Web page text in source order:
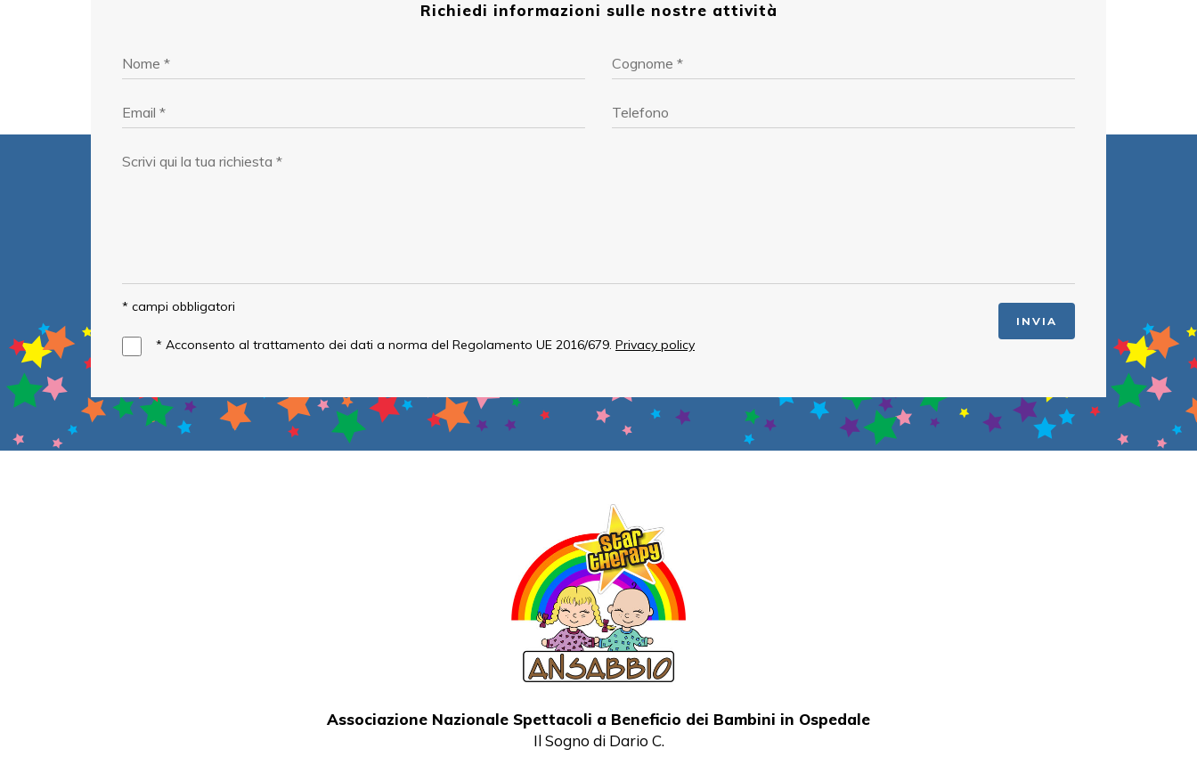
Richiedi informazioni sulle nostre attività
* campi obbligatori
* Acconsento al trattamento dei dati a norma del Regolamento UE 2016/679. Privacy policy
INVIA
Associazione Nazionale Spettacoli a Beneficio dei Bambini in Ospedale
Il Sogno di Dario C.